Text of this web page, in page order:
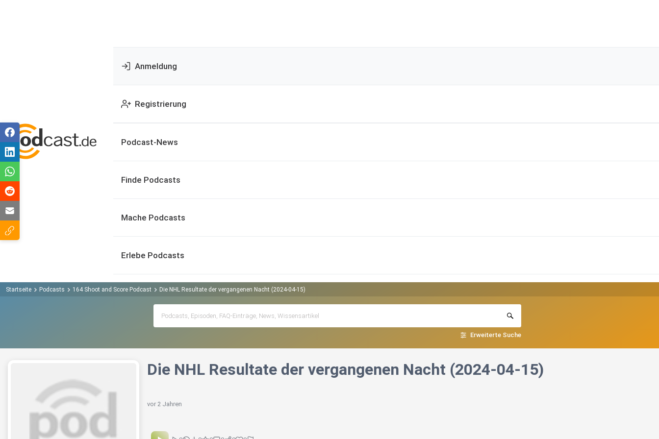
Anmeldung
Registrierung
Podcast-News
Finde Podcasts
Mache Podcasts
Erlebe Podcasts
Startseite Podcasts 164 Shoot and Score Podcast Die NHL Resultate der vergangenen Nacht (2024-04-15)
Erweiterte Suche
Die NHL Resultate der vergangenen Nacht (2024-04-15)
vor 2 Jahren